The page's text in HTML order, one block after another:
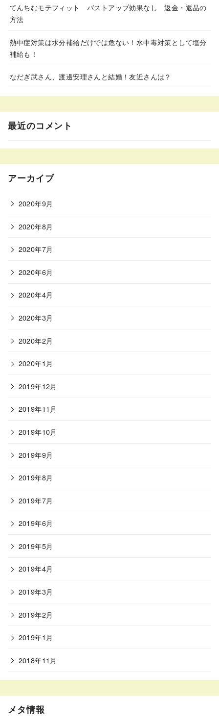
てんちむモテフィット バストアップ効果なし 返金・返品の
方法
熱中症対策は水分補給だけでは危ない！水中毒対策として塩分
補給も！
なだぎ武さん、渡邊安理さんと結婚！友近さんは？
最近のコメント
アーカイブ
2020年9月
2020年8月
2020年7月
2020年6月
2020年4月
2020年3月
2020年2月
2020年1月
2019年12月
2019年11月
2019年10月
2019年9月
2019年8月
2019年7月
2019年6月
2019年5月
2019年4月
2019年3月
2019年2月
2019年1月
2018年11月
メタ情報